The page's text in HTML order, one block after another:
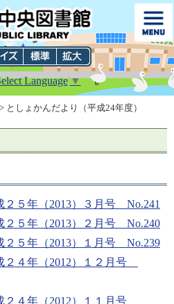
Language▼
> としょかんだより（平成24年度）
２５年（2013）３月号 No.241
２５年（2013）２月号 No.240
２５年（2013）１月号 No.239
２４年（2012）１２月号
２４年（2012）１１月号